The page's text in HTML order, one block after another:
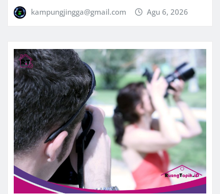
kampungjingga@gmail.com Agu 6, 2026